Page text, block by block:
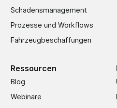
Schadens­management
Prozesse und Workflows
Fahrzeugbeschaffungen
Ressourcen
Blog
Webinare